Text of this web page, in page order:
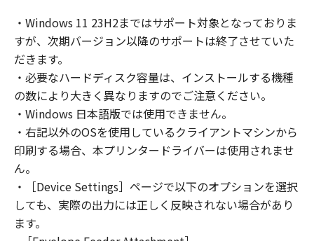
Computer to use the SOFTWARE, provided
that you must assure that all such users shall
abide by the terms of this Agreement and
shall be subject to restrictions and
obligations borne by you hereunder.
You may make one copy of the SOFTWARE
solely for a back-up purpose.
2. RESTRICTIONS
You shall not use the SOFTWARE except as
shall not assign, sublicense, sell, rent, lease,
loan, convey or transfer to any third party the
SOFTWARE. You shall not alter, translate or
・Windows 11 23H2まではサポート対象となっておりま
すが、次期バージョン以降のサポートは終了させていた
だきます。
・必要なハードディスク容量は、インストールする機種
の数により大きく異なりますのでご注意ください。
・Windows 日本語版では使用できません。
・右記以外のOSを使用しているクライアントマシンから
印刷する場合、本プリンタードライバーは使用されませ
ん。
・［Device Settings］ページで以下のオプションを選択
しても、実際の出力には正しく反映されない場合があり
ます。